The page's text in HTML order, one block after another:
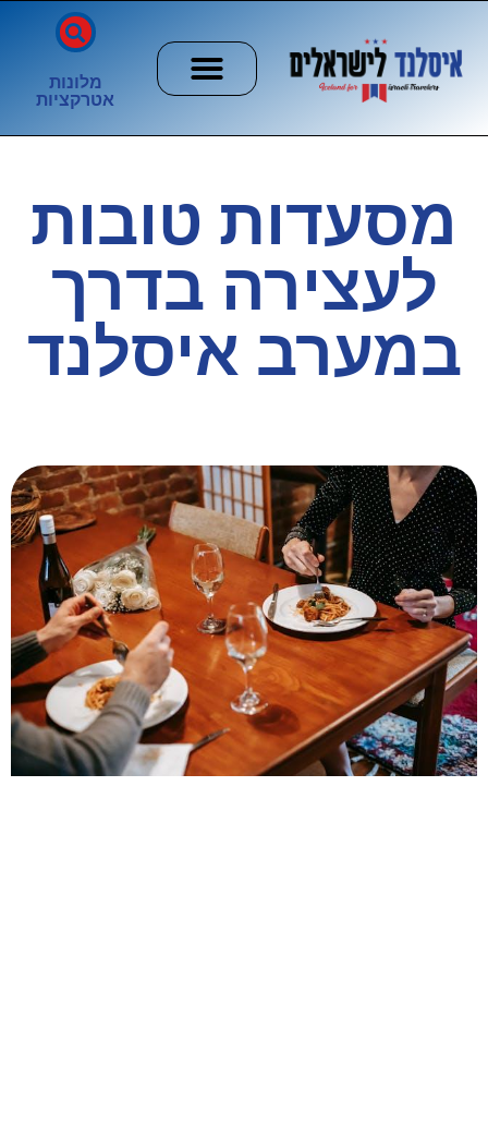
מלונות
אטרקציות
מסעדות טובות
לעצירה בדרך
במערב איסלנד